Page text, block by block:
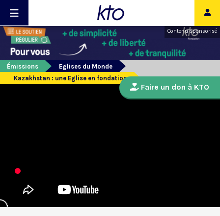
Contenu sponsorisé
Émissions
Eglises du Monde
Kazakhstan : une Eglise en fondation
Faire un don à KTO